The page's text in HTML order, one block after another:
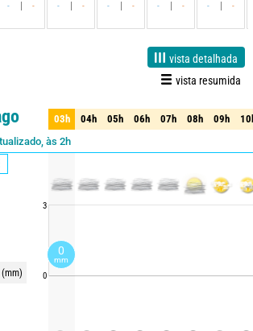
- - - - - - - - - -
vista detalhada
vista resumida
Fiabilidade 90%
às 2h
(mm)
3
0
03h 04h 05h 06h 07h 08h 09h
03h 04h 05h 06h 07h 08h 09h
0
mm